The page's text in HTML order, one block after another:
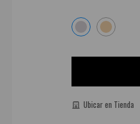
Ubicar en Tienda